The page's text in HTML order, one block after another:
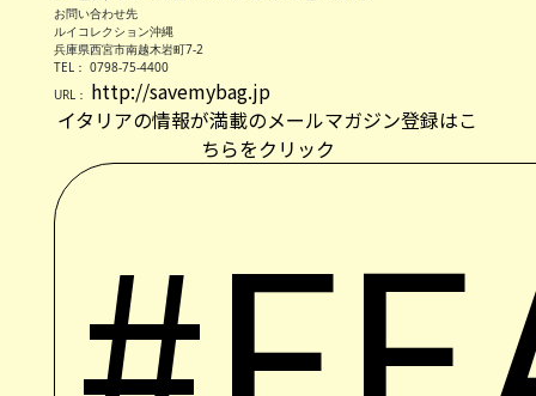
TEL： 0798-75-4400
URL：http://savemybag.jp
イタリアの情報が満載のメールマガジン登録はこ
ちらをクリック